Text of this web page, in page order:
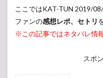
ここではKAT-TUN 2019/
ファンの感想レポ、セトリ
※この記事ではネタバレ情
スポ